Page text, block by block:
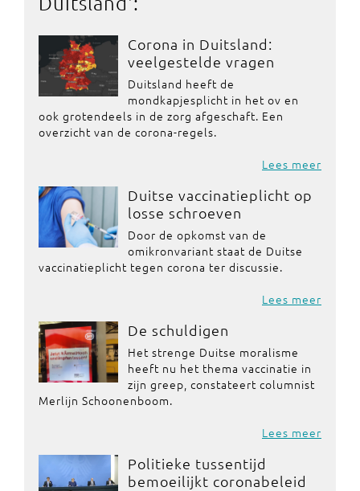
Corona in Duitsland:
veelgestelde vragen
Duitsland heeft de
mondkapjesplicht in het ov en
ook grotendeels in de zorg afgeschaft. Een
overzicht van de corona-regels.
Lees meer
Duitse vaccinatieplicht op
losse schroeven
Door de opkomst van de
omikronvariant staat de Duitse
vaccinatieplicht tegen corona ter discussie.
Lees meer
De schuldigen
Het strenge Duitse moralisme
heeft nu het thema vaccinatie in
zijn greep, constateert columnist
Merlijn Schoonenboom.
Lees meer
Politieke tussentijd
bemoeilijkt coronabeleid